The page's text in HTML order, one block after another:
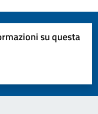
su questa
5